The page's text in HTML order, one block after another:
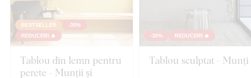
BESTSELLER
-30%
REDUCERI 🔥
Tablou din lemn pentru
perete - Munții și
-30% REDUCERI 🔥
Tablou sculptat - Munți